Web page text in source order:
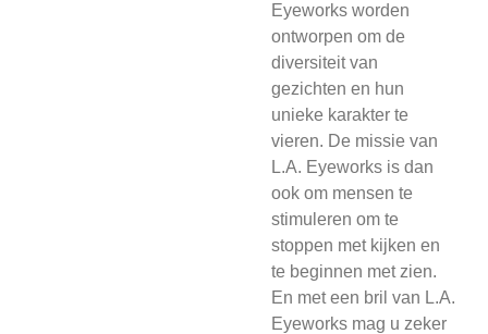
Eyeworks worden
ontworpen om de
diversiteit van
gezichten en hun
unieke karakter te
vieren. De missie van
L.A. Eyeworks is dan
ook om mensen te
stimuleren om te
stoppen met kijken en
te beginnen met zien.
En met een bril van L.A.
Eyeworks mag u zeker